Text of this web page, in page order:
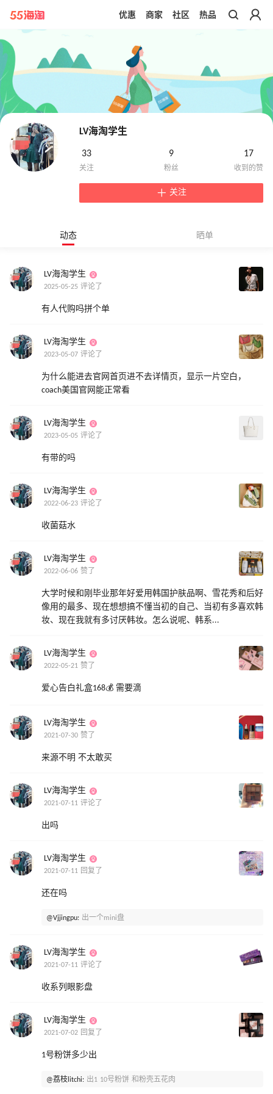
带你去官网买正品
优惠 商家 社区 热品
LV海淘学生
33 9 17
关注
动态 晒单
LV海淘学生
2025-05-25 评论了
有人代购吗拼个单
LV海淘学生
2023-05-07 评论了
为什么能进去官网首页进不去详情页，显示一片空白，
coach美国官网能正常看
LV海淘学生
2023-05-05 评论了
有带的吗
LV海淘学生
2022-06-23 评论了
收菌菇水
LV海淘学生
2022-06-06 赞了
大学时候和刚毕业那年好爱用韩国护肤品啊、雪花秀和后好
像用的最多、现在想想搞不懂当初的自己、当初有多喜欢韩
妆、现在我就有多讨厌韩妆。怎么说呢、韩系...
LV海淘学生
2022-05-21 赞了
爱心告白礼盒168💰 需要滴
LV海淘学生
2021-07-30 赞了
来源不明 不太敢买
LV海淘学生
2021-07-11 评论了
出吗
LV海淘学生
2021-07-11 回复了
还在吗
@Vjjingpu: 出一个mini盘
LV海淘学生
2021-07-11 评论了
收系列眼影盘
LV海淘学生
2021-07-02 回复了
1号粉饼多少出
@荔枝litchi: 出1 10号粉饼 和粉壳五花肉